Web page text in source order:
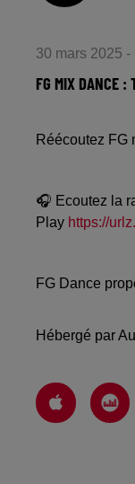
30 mars 2025 -
FG MIX DANCE :
Réécoutez FG
🎧 Ecoutez la
Play https://
FG Dance
Hébergé par